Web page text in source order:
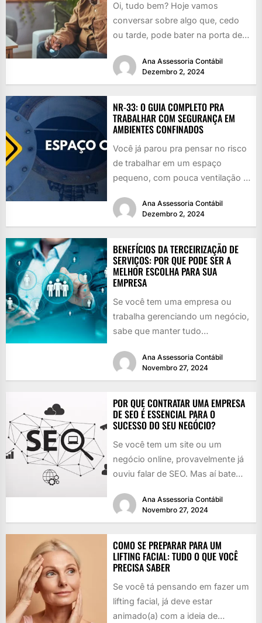
Oi, tudo bem? Hoje vamos
conversar sobre algo que, cedo
ou tarde, pode bater na porta de
Ana Assessoria Contábil
Dezembro 2, 2024
NR-33: O GUIA COMPLETO PRA
TRABALHAR COM SEGURANÇA EM
AMBIENTES CONFINADOS
Você já parou pra pensar no risco
de trabalhar em um espaço
pequeno, com pouca ventilação e
Ana Assessoria Contábil
Dezembro 2, 2024
BENEFÍCIOS DA TERCEIRIZAÇÃO DE
SERVIÇOS: POR QUE PODE SER A
MELHOR ESCOLHA PARA SUA
EMPRESA
Se você tem uma empresa ou
trabalha gerenciando um negócio,
sabe que manter tudo
pratos...Ana Assessoria Contábil
Novembro 27, 2024
POR QUE CONTRATAR UMA EMPRESA
DE SEO É ESSENCIAL PARA O
SUCESSO DO SEU NEGÓCIO?
Se você tem um site ou um
negócio online, provavelmente já
ouviu falar de SEO. Mas aí bate
Ana Assessoria Contábil
Novembro 27, 2024
COMO SE PREPARAR PARA UM
LIFTING FACIAL: TUDO O QUE VOCÊ
PRECISA SABER
Se você tá pensando em fazer um
lifting facial, já deve estar
animado(a) com a ideia de